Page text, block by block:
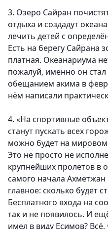
3. Озеро Сайран
отдыха и соз­дадут
лечить детей с
Есть на берегу Сайрана
платная. Океанариума
пожалуй, именно он
обещанием акима в
нём написали
4. «На спортивные
станут пускать всех
можно будет на мировом
Это не просто не
крупнейших пролётов в
самого начала
главное: сколько будет
Бесплатного входа на
так и не появилось. И
имел в виду Есимов?